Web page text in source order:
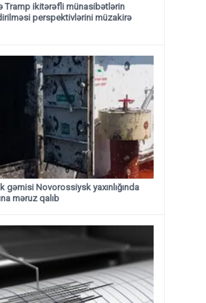
Tramp ikitərəfli münasibətlərin
perspektivlərini müzakirə
gəmisi Novorossiysk yaxınlığında
məruz qalıb